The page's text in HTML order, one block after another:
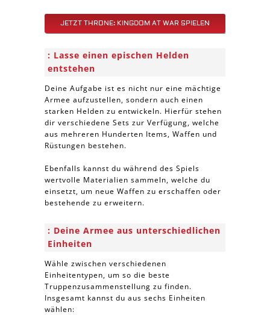
JETZT THRONE: KINGDOM AT WAR SPIELEN
Lasse einen epischen Helden
entstehen
Deine Aufgabe ist es nicht nur eine mächtige
Armee aufzustellen, sondern auch einen
starken Helden zu entwickeln. Hierfür stehen
dir verschiedene Sets zur Verfügung, welche
aus mehreren Hunderten Items, Waffen und
Rüstungen bestehen.
Ebenfalls kannst du während des Spiels
wertvolle Materialien sammeln, welche du
einsetzt, um neue Waffen zu erschaffen oder
bestehende zu erweitern.
Deine Armee aus unterschiedlichen
Einheiten
Wähle zwischen verschiedenen
Einheitentypen, um so die beste
Truppenzusammenstellung zu finden.
Insgesamt kannst du aus sechs Einheiten
wählen: